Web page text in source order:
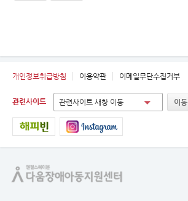
개인정보취급방침 이용약관 이메일무단수집거부
관련사이트 관련사이트 새창 이동 이동